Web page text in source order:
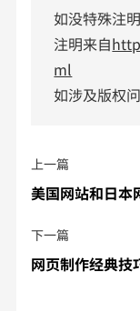
如没特殊注
注明来自
ml
如涉及版权
上一篇
美国网站和日本
下一篇
网页制作经典技